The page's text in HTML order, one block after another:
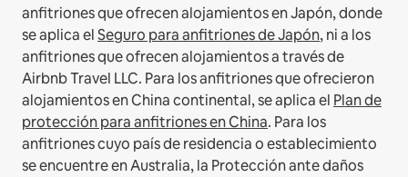
anfitriones que ofrecen alojamientos en Japón, donde
se aplica elSeguro para anfitriones de Japón, ni a los
anfitriones que ofrecen alojamientos a través de
Airbnb Travel LLC. Para los anfitriones que ofrecieron
alojamientos en China continental, se aplica el Plan de
protección para anfitriones en China. Para los
anfitriones cuyo país de residencia o establecimiento
se encuentre en Australia, la Protección ante daños